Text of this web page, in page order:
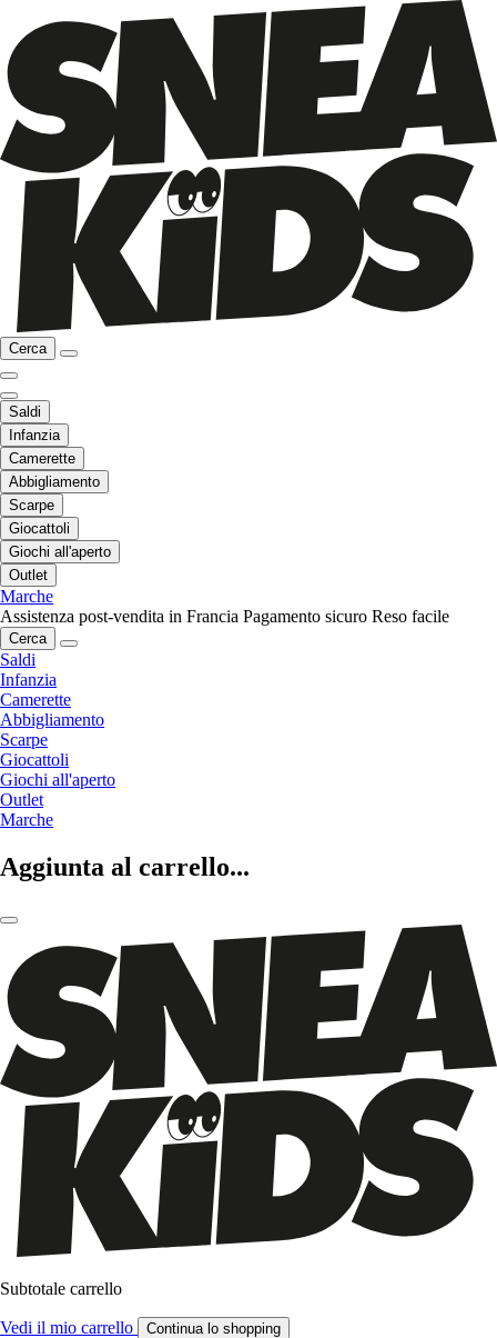
Cerca
Saldi
Infanzia
Camerette
Abbigliamento
Scarpe
Giocattoli
Giochi all'aperto
Outlet
Marche
Assistenza post-vendita in Francia Pagamento sicuro Reso facile
Cerca
Saldi
Infanzia
Camerette
Abbigliamento
Scarpe
Giocattoli
Giochi all'aperto
Outlet
Marche
Aggiunta al carrello...
Subtotale carrello
Vedi il mio carrello Continua lo shopping